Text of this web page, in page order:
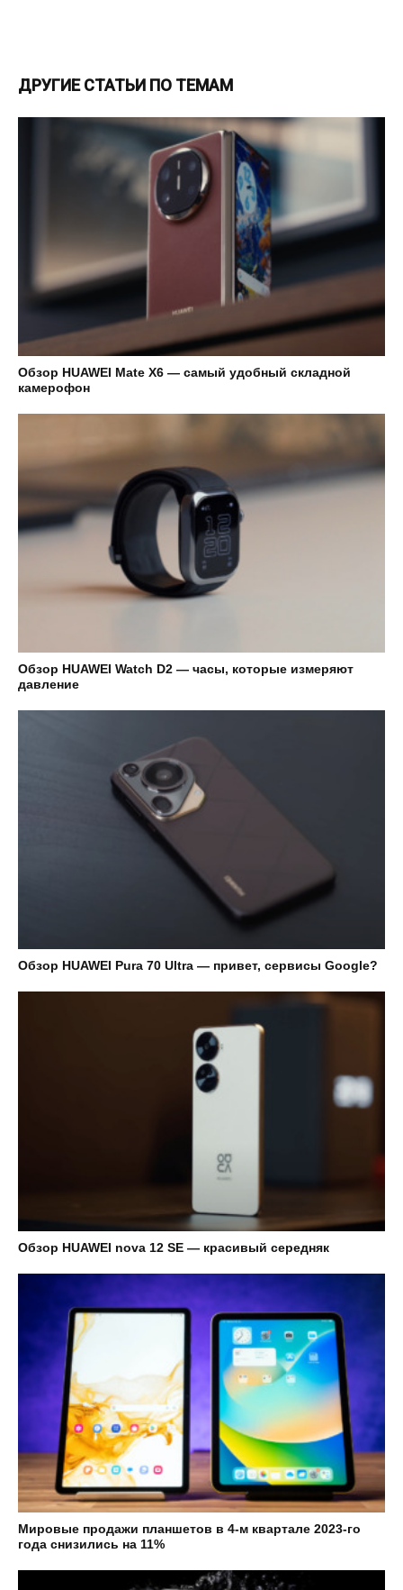
ДРУГИЕ СТАТЬИ ПО ТЕМАМ
Обзор HUAWEI Mate X6 — самый удобный складной
камерофон
Обзор HUAWEI Watch D2 — часы, которые измеряют
давление
Обзор HUAWEI Pura 70 Ultra — привет, сервисы Google?
Обзор HUAWEI nova 12 SE — красивый середняк
Мировые продажи планшетов в 4-м квартале 2023-го
года снизились на 11%